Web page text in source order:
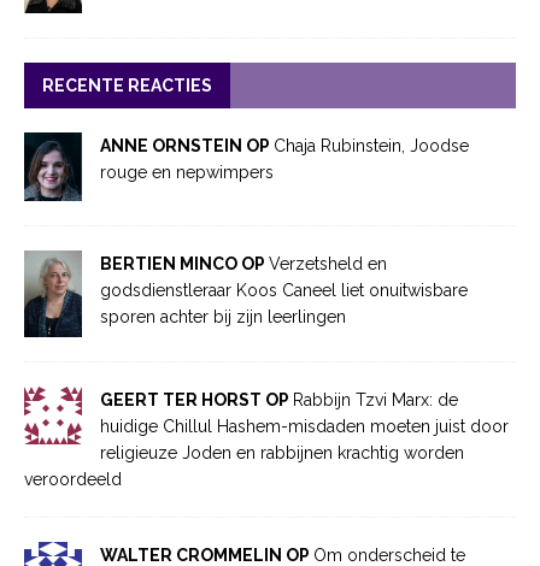
RECENTE REACTIES
ANNE ORNSTEIN OP Chaja Rubinstein, Joodse
rouge en nepwimpers
BERTIEN MINCO OP Verzetsheld en
godsdienstleraar Koos Caneel liet onuitwisbare
sporen achter bij zijn leerlingen
GEERT TER HORST OP Rabbijn Tzvi Marx: de
huidige Chillul Hashem-misdaden moeten juist door
religieuze Joden en rabbijnen krachtig worden
veroordeeld
WALTER CROMMELIN OP Om onderscheid te